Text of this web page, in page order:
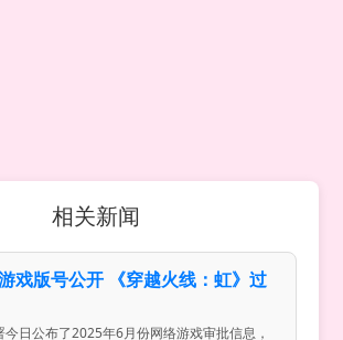
相关新闻
戏版号公开 《穿越火线：虹》过
今日公布了2025年6月份网络游戏审批信息，